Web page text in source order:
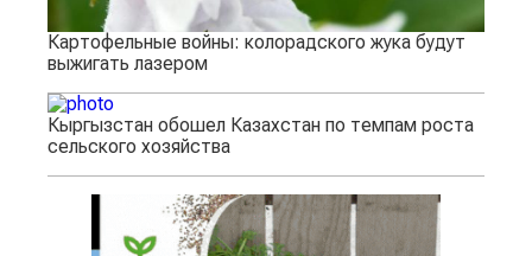
Картофельные войны: колорадского жука будут
выжигать лазером
Кыргызстан обошел Казахстан по темпам роста
сельского хозяйства